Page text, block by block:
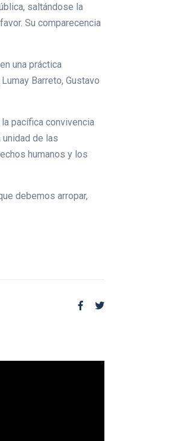
saltándose la
Su comparecencia
una práctica
Barreto, Gustavo
pacífica convivencia
de las
humanos y los
debemos arropar,